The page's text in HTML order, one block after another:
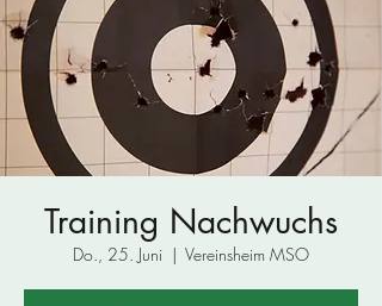
Training Nachwuchs
Do., 25. Juni
  |
Vereinsheim MSO